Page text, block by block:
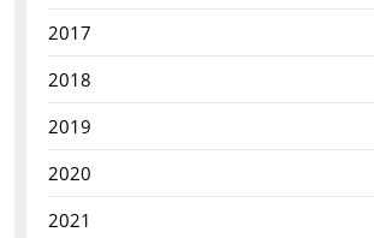
2017
2018
2019
2020
2021